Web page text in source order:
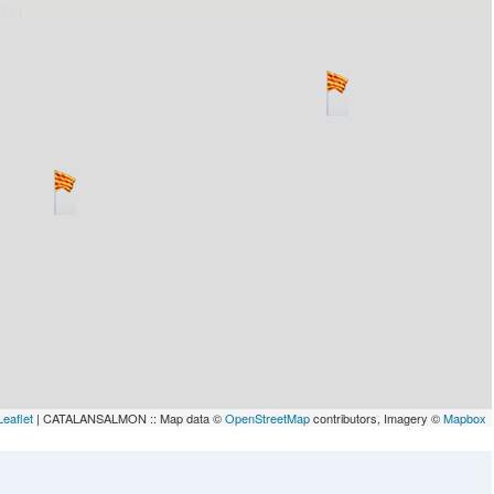
| CATALANSALMON :: Map data ©OpenStreetMapcontributors, Imagery ©Mapbox